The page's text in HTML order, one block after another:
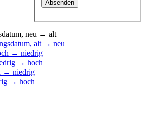
neu → alt
alt → neu
→ niedrig
→ hoch
→ niedrig
→ hoch